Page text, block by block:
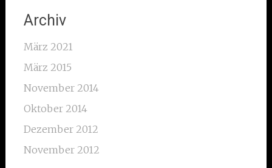
Archiv
März 2021
März 2015
November 2014
Oktober 2014
Dezember 2012
November 2012